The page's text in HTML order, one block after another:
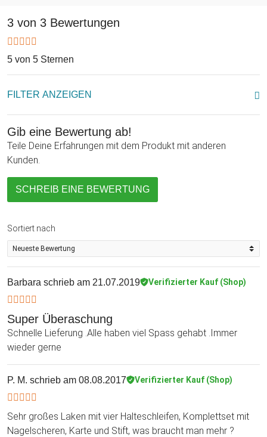
Unterschriften oder romantische Zitate auf dem Laken
hinterlassen werden, so dass das Ehepaar nachträglich auch
noch eine wundervolle Erinnerung an diesen besonderen Tag
hat. Tolle Geschenkidee für das Brautpaar!
3 von 3 Bewertungen
5 von 5 Sternen
FILTER ANZEIGEN
Gib eine Bewertung ab!
Teile Deine Erfahrungen mit dem Produkt mit anderen
Kunden.
SCHREIB EINE BEWERTUNG
Sortiert nach
Barbara schrieb am 21.07.2019 Verifizierter Kauf (Shop)
Super Überaschung
Schnelle Lieferung .Alle haben viel Spass gehabt .Immer
wieder gerne
P. M. schrieb am 08.08.2017 Verifizierter Kauf (Shop)
Sehr großes Laken mit vier Halteschleifen, Komplettset mit
Nagelscheren, Karte und Stift, was braucht man mehr ?